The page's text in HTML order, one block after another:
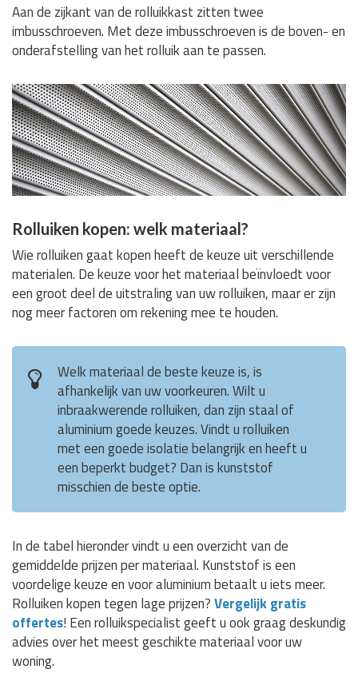
Aan de zijkant van de rolluikkast zitten twee
imbusschroeven. Met deze imbusschroeven is de boven- en
onderafstelling van het rolluik aan te passen.
Rolluiken kopen: welk materiaal?
Wie rolluiken gaat kopen heeft de keuze uit verschillende
materialen. De keuze voor het materiaal beïnvloedt voor
een groot deel de uitstraling van uw rolluiken, maar er zijn
nog meer factoren om rekening mee te houden.
Welk materiaal de beste keuze is, is
afhankelijk van uw voorkeuren. Wilt u
inbraakwerende rolluiken, dan zijn staal of
aluminium goede keuzes. Vindt u rolluiken
met een goede isolatie belangrijk en heeft u
een beperkt budget? Dan is kunststof
misschien de beste optie.
In de tabel hieronder vindt u een overzicht van de
gemiddelde prijzen per materiaal. Kunststof is een
voordelige keuze en voor aluminium betaalt u iets meer.
Rolluiken kopen tegen lage prijzen?Vergelijk gratis
offertes! Een rolluikspecialist geeft u ook graag deskundig
advies over het meest geschikte materiaal voor uw
woning.